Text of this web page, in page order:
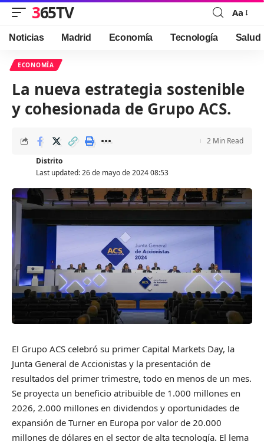
365TV
Font
Resizer
Aa
Noticias Madrid Economía Tecnología Salud
ECONOMÍA
La nueva estrategia sostenible
y cohesionada de Grupo ACS.
Last updated: 26 de mayo de 2024 08:53
Distrito
2 Min Read
El Grupo ACS celebró su primer Capital Markets Day, la
Junta General de Accionistas y la presentación de
resultados del primer trimestre, todo en menos de un mes.
Se proyecta un beneficio atribuible de 1.000 millones en
2026, 2.000 millones en dividendos y oportunidades de
expansión de Turner en Europa por valor de 20.000
millones de dólares en el sector de alta tecnología. El lema